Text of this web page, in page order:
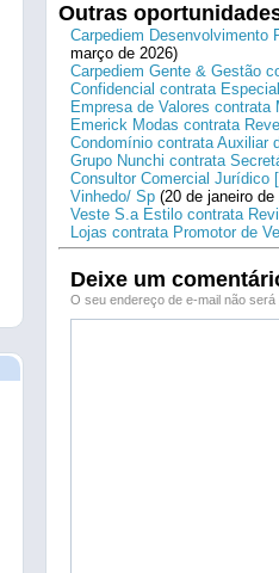
Outras
Carpediem Desenvolvimento
março de 2026)
Carpediem Gente & Gestão
Confidencial contrata
Empresa de Valores
Emerick Modas contrata
Condomínio contrata Auxiliar
Grupo Nunchi contrata
Consultor Comercial Jurídico
Vinhedo/ Sp (20 de janeiro de
Veste S.a Estilo contrata
Lojas contrata Promotor de
Deixe um
O seu endereço de e-mail não será